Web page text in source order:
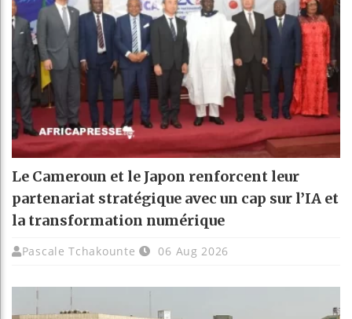
Le Cameroun et le Japon renforcent leur
partenariat stratégique avec un cap sur l’IA et
la transformation numérique
Pascale Tchakounte 06 Aug 2026